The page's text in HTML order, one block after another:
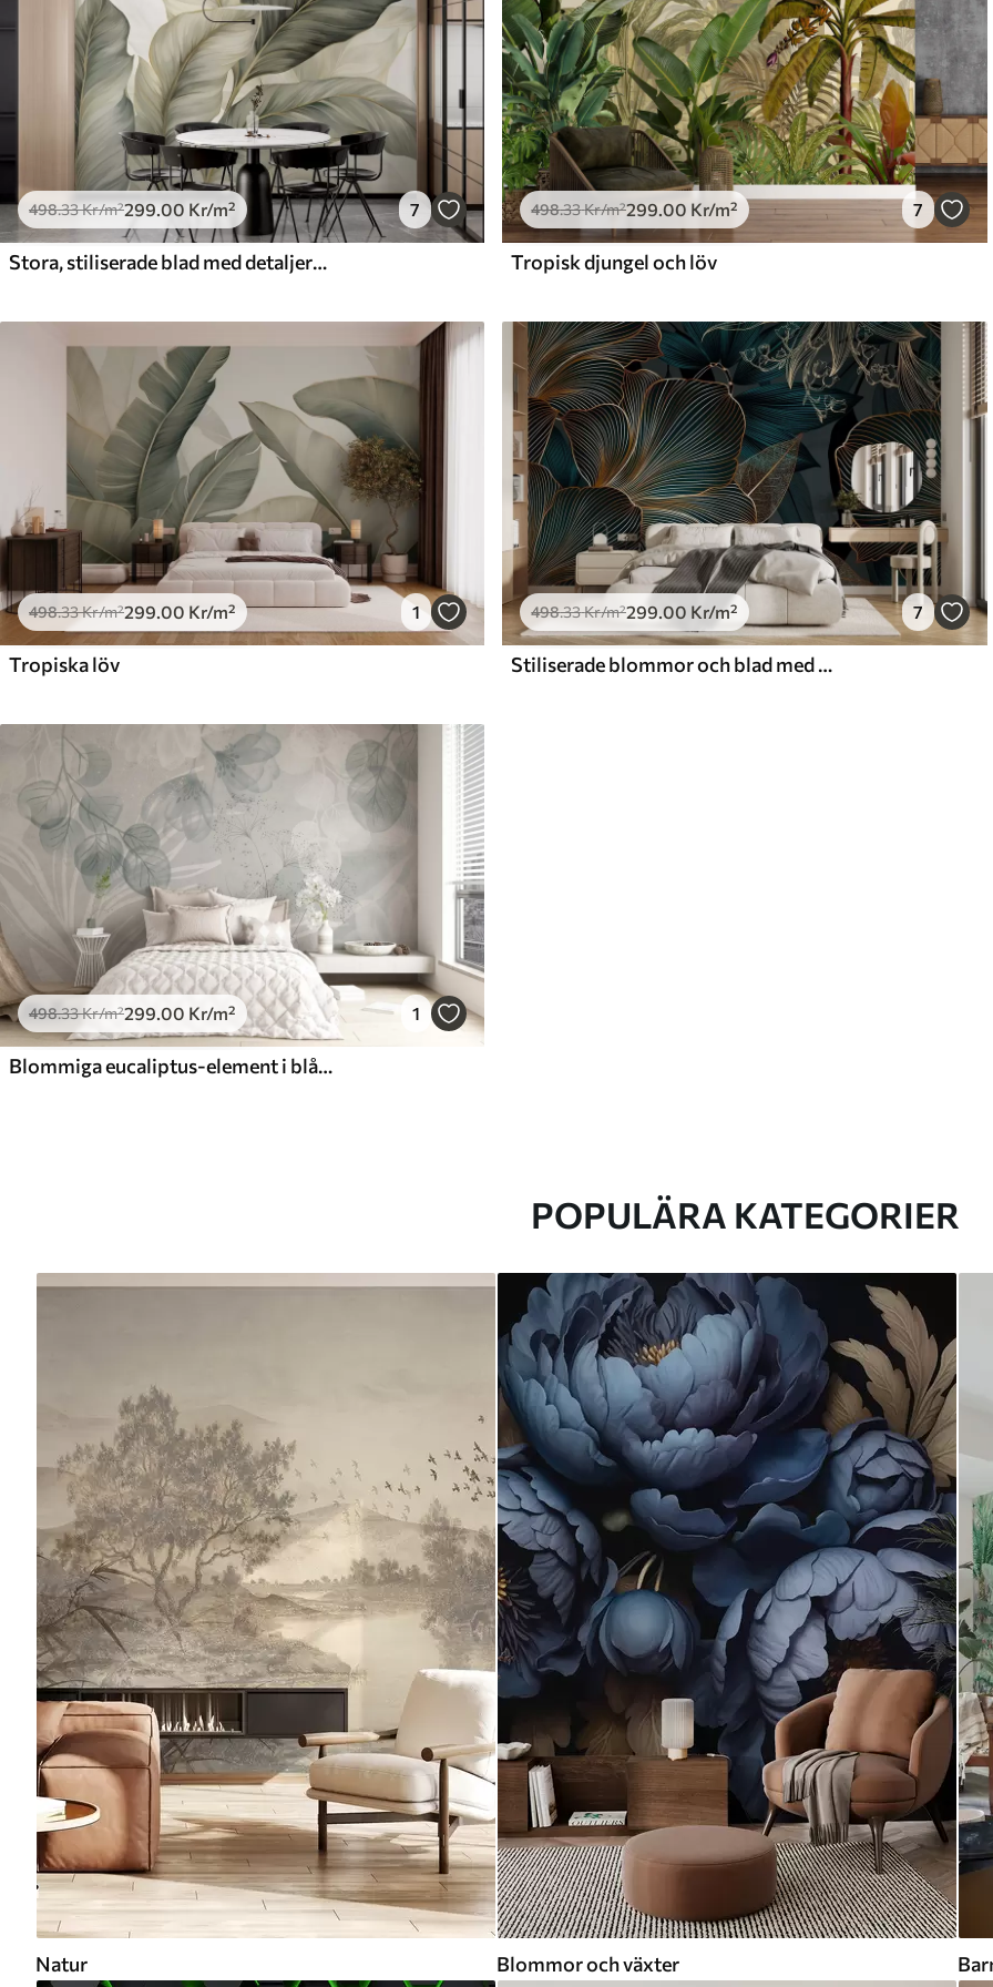
498.33Kr/m²299.00 Kr/m² 7
Stora, stiliserade blad med detaljerade ådringar i olika nyanser av grönt, grädde och beige
498.33Kr/m²299.00 Kr/m² 7
Tropisk djungel och löv
498.33Kr/m²299 .00 Kr/m² 1
Tropiska löv
498.33Kr/m²299 .00 Kr/m² 7
Stiliserade blommor och blad med intrikata linjer i nyanser av blågrönt och gult på mörk bakgrund
498.33Kr/m²299.00 Kr/m² 1
Blommiga eucaliptus-element i blå och vita nyanser med överlappande blad och kronblad i minimalistisk stil
POPULÄRA KATEGORIER
Natur Blommor och växter